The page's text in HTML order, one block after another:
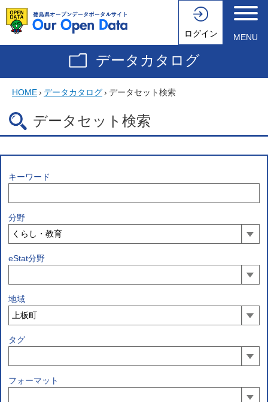
ログイン MENU
データカタログ
HOME› データカタログ› データセット検索
データセット検索
キーワード
分野
eStat分野
地域
タグ
フォーマット